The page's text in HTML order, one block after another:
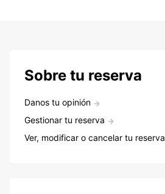
Sobre tu reserva
Danos tu opinión
Gestionar tu reserva
Ver, modificar o cancelar tu reserva